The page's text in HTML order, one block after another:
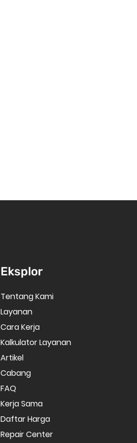
Eksplor
Tentang Kami
Layanan
Cara Kerja
Kalkulator Layanan
Artikel
Cabang
FAQ
Kerja Sama
Daftar Harga
Repair Center